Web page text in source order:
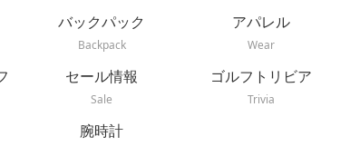
バックパック
Backpack
アパレル
Wear
セール情報
Sale
ゴルフトリビア
Trivia
腕時計